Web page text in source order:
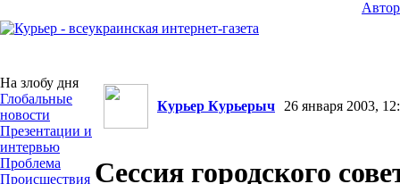
На злобу дня
Глобальные
новости
Презентации и
интервью
Проблема
Происшествия
Курьер Курьерыч 26 января 2003,
Сессия городского